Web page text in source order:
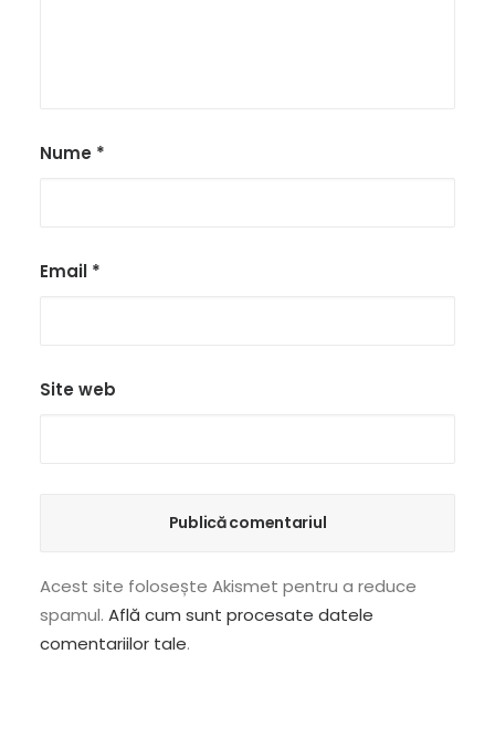
Nume *
Email *
Site web
Acest site folosește Akismet pentru a reduce
spamul. Află cum sunt procesate datele
comentariilor tale.